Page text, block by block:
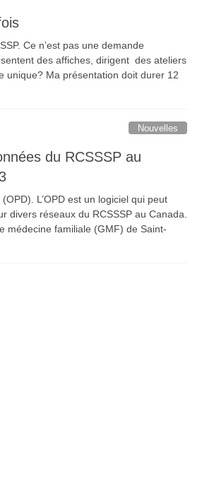
Ce n’est pas une demande
des affiches, dirigent des ateliers
unique? Ma présentation doit durer 12
Nouvelles
du RCSSSP au
L’OPD est un logiciel qui peut
divers réseaux du RCSSSP au Canada.
médecine familiale (GMF) de Saint-